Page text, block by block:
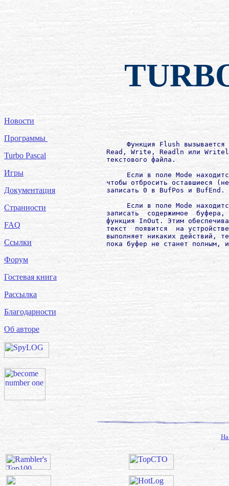
Новости
Программы
Turbo Pascal
Игры
Документация
Странности
FAQ
Ссылки
Форум
Гостевая книга
Рассылка
Благодарности
Об авторе
Функция Flush
Rеаd, Write, Rеаdln или
        текстового файла.
Если в поле Моdе
чтобы отбросить оставшиеся
записать 0 в BufPos и
Если в поле Моdе
записать  содержимое
функция InOut. Этим
текст  появится  на
выполняет никаких действий,
пока буфер не станет полным,